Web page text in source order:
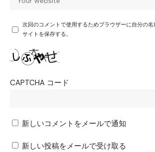
次回のコメントで使用するためブラウザーに自分の名
サイトを保存する。
CAPTCHA コード
新しいコメントをメールで通知
新しい投稿をメールで受け取る